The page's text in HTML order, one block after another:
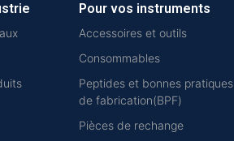
Pour vos instruments
Accessoires et outils
Consommables
Peptides et bonnes pratiques
de fabrication(BPF)
Pièces de rechange